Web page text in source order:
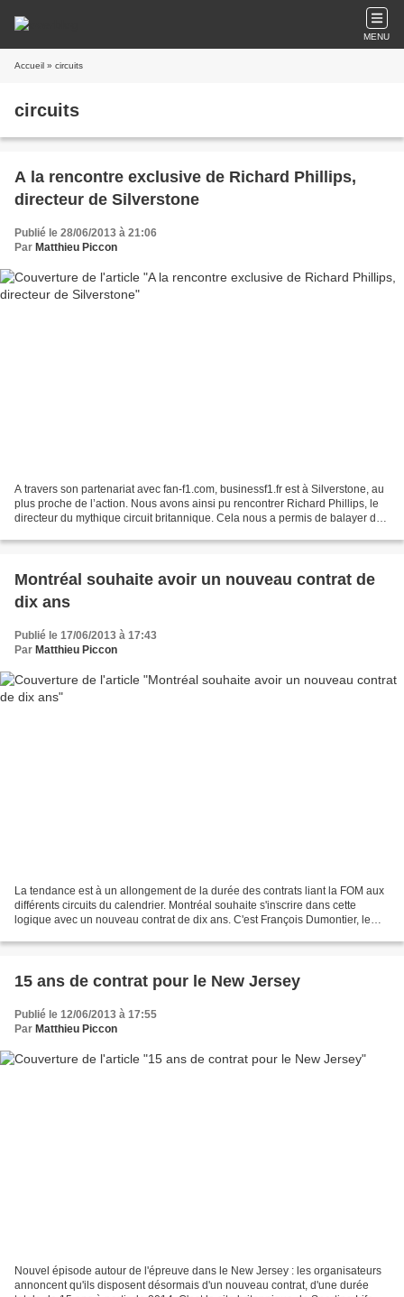
MENU
Accueil » circuits
circuits
A la rencontre exclusive de Richard Phillips,
directeur de Silverstone
Publié le 28/06/2013 à 21:06
Par Matthieu Piccon
A travers son partenariat avec fan-f1.com, businessf1.fr est à Silverstone, au
plus proche de l’action. Nous avons ainsi pu rencontrer Richard Phillips, le
directeur du mythique circuit britannique. Cela nous a permis de balayer de
Montréal souhaite avoir un nouveau contrat de
dix ans
Publié le 17/06/2013 à 17:43
Par Matthieu Piccon
La tendance est à un allongement de la durée des contrats liant la FOM aux
différents circuits du calendrier. Montréal souhaite s'inscrire dans cette
logique avec un nouveau contrat de dix ans. C'est François Dumontier, le
15 ans de contrat pour le New Jersey
Publié le 12/06/2013 à 17:55
Par Matthieu Piccon
Nouvel épisode autour de l'épreuve dans le New Jersey : les organisateurs
annoncent qu'ils disposent désormais d'un nouveau contrat, d'une durée